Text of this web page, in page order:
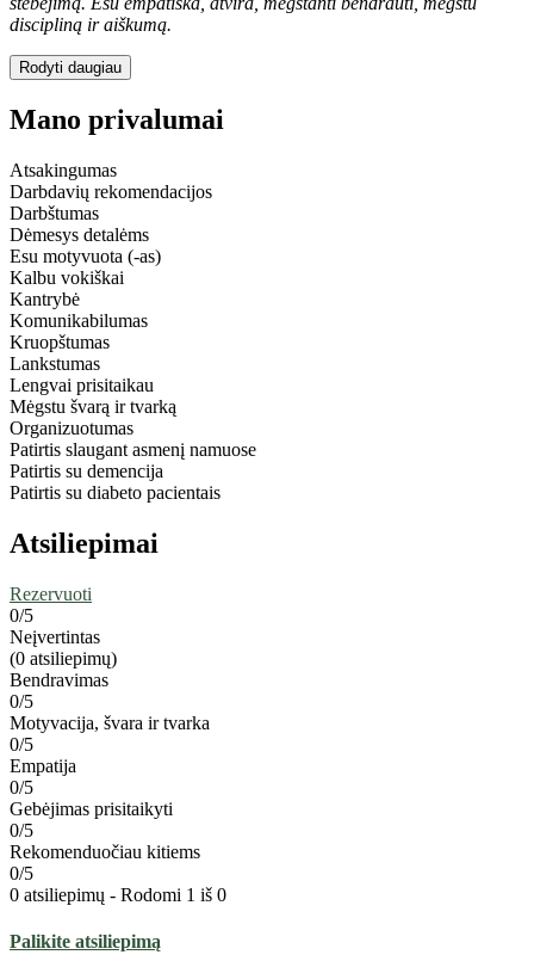
discipliną ir aiškumą.
Rodyti daugiau
Mano privalumai
Atsakingumas
Darbdavių rekomendacijos
Darbštumas
Dėmesys detalėms
Esu motyvuota (-as)
Kalbu vokiškai
Kantrybė
Komunikabilumas
Kruopštumas
Lankstumas
Lengvai prisitaikau
Mėgstu švarą ir tvarką
Organizuotumas
Patirtis slaugant asmenį namuose
Patirtis su demencija
Patirtis su diabeto pacientais
Atsiliepimai
Rezervuoti
0/5
Neįvertintas
(0 atsiliepimų)
Bendravimas
0/5
Motyvacija, švara ir tvarka
0/5
Empatija
0/5
Gebėjimas prisitaikyti
0/5
Rekomenduočiau kitiems
0/5
0 atsiliepimų - Rodomi 1 iš 0
Palikite atsiliepimą